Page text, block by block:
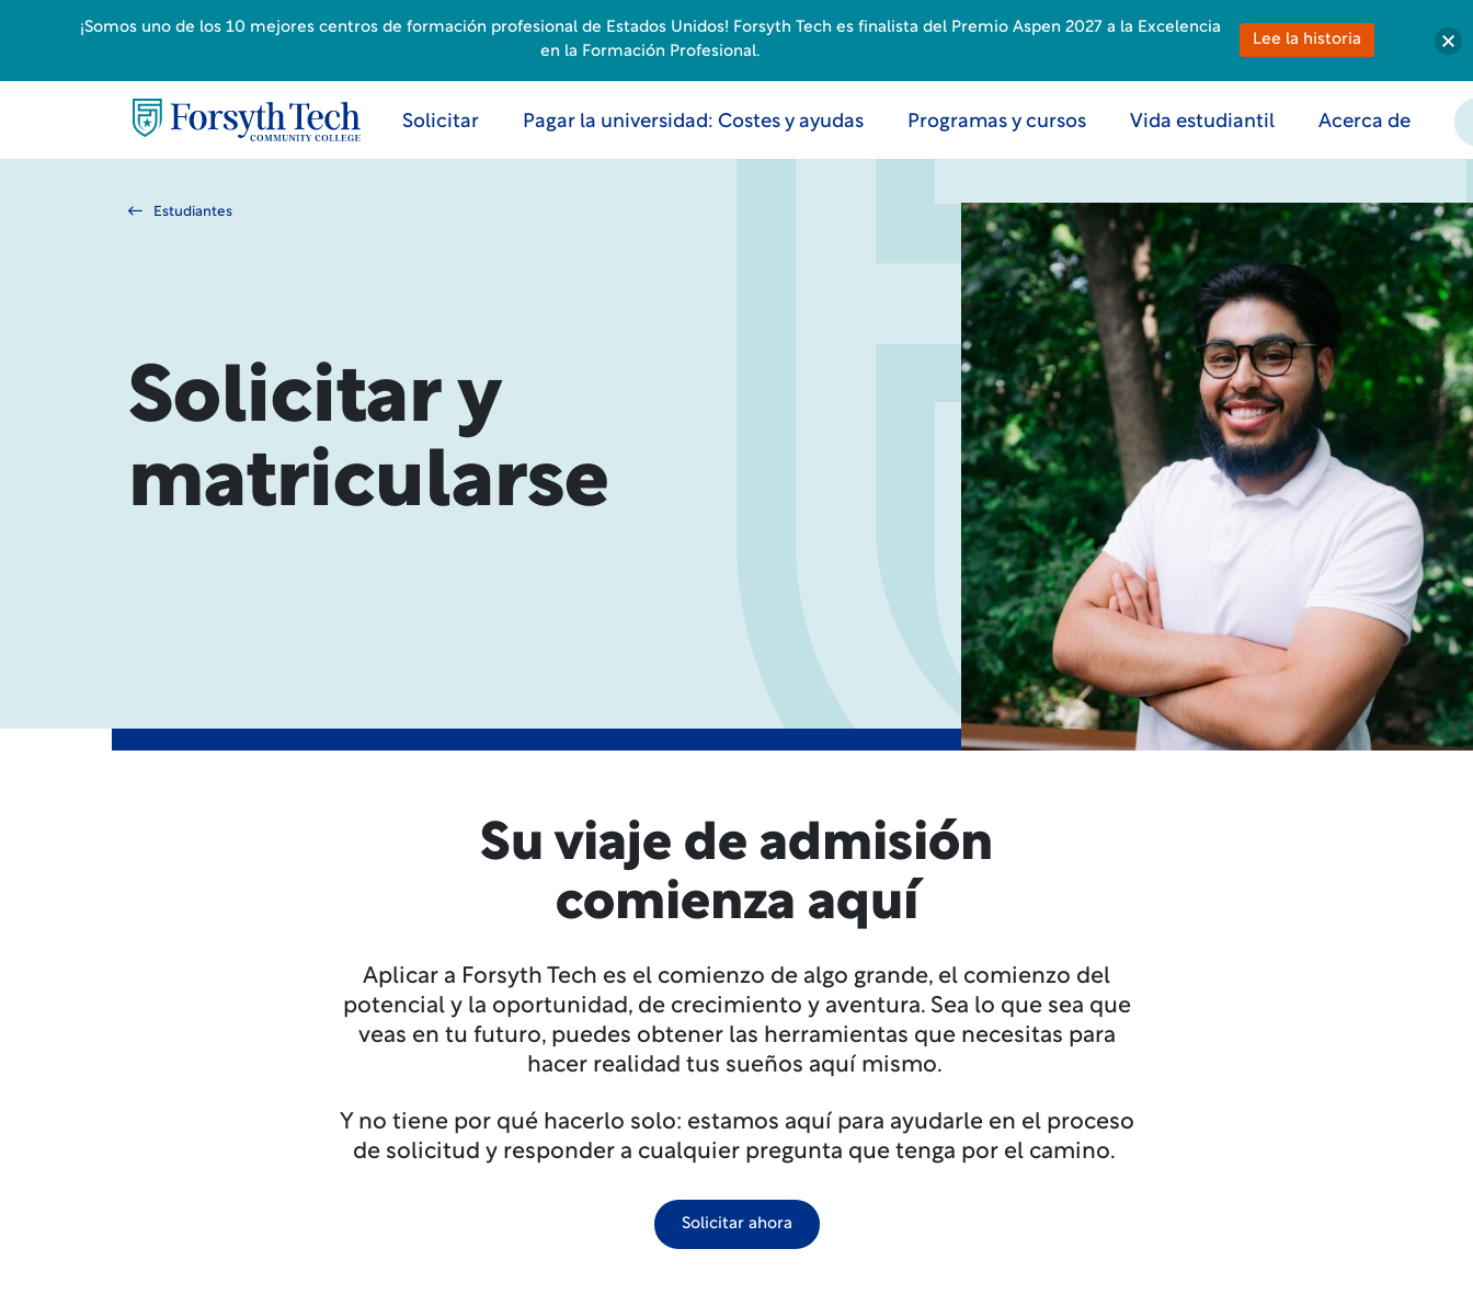
Solicitar Pagar la universidad: Costes y ayudas Programas y cursos Vida estudiantil Acerca de
Estudiantes
Solicitar y
matricularse
Su viaje de admisión
comienza aquí
Aplicar a Forsyth Tech es el comienzo de algo grande, el comienzo del
potencial y la oportunidad, de crecimiento y aventura. Sea lo que sea que
veas en tu futuro, puedes obtener las herramientas que necesitas para
hacer realidad tus sueños aquí mismo.
Y no tiene por qué hacerlo solo: estamos aquí para ayudarle en el proceso
de solicitud y responder a cualquier pregunta que tenga por el camino.
Solicitar ahora
¡Somos uno de los 10 mejores centros de formación profesional de Estados Unidos! Forsyth Tech es finalista del Premio Aspen 2027 a la Excelencia
en la Formación Profesional.
Lee la historia